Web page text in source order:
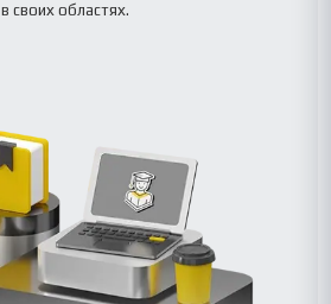
в своих областях.